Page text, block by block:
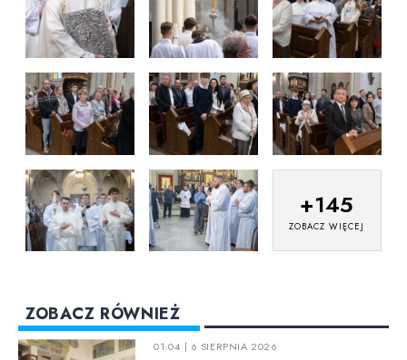
+145
ZOBACZ WIĘCEJ
ZOBACZ RÓWNIEŻ
01:04 | 6 SIERPNIA 2026